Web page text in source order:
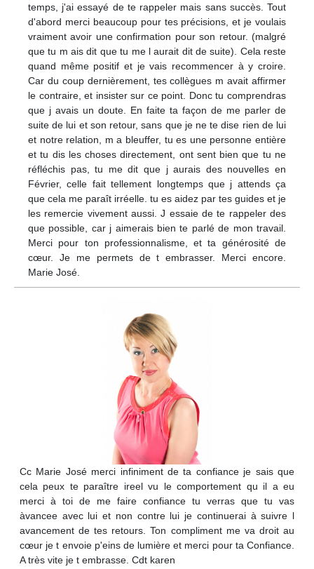
temps, j'ai essayé de te rappeler mais sans succès. Tout
d'abord merci beaucoup pour tes précisions, et je voulais
vraiment avoir une confirmation pour son retour. (malgré
que tu m ais dit que tu me l aurait dit de suite). Cela reste
quand même positif et je vais recommencer à y croire.
Car du coup dernièrement, tes collègues m avait affirmer
le contraire, et insister sur ce point. Donc tu comprendras
que j avais un doute. En faite ta façon de me parler de
suite de lui et son retour, sans que je ne te dise rien de lui
et notre relation, m a bleuffer, tu es une personne entière
et tu dis les choses directement, ont sent bien que tu ne
réfléchis pas, tu me dit que j aurais des nouvelles en
Février, celle fait tellement longtemps que j attends ça
que cela me paraît irréelle. tu es aidez par tes guides et je
les remercie vivement aussi. J essaie de te rappeler des
que possible, car j aimerais bien te parlé de mon travail.
Merci pour ton professionnalisme, et ta générosité de
cœur. Je me permets de t embrasser. Merci encore.
Marie José.
Cc Marie José merci infiniment de ta confiance je sais que
cela peux te paraître ireel vu le comportement qu il a eu
merci à toi de me faire confiance tu verras que tu vas
àvancee avec lui et non contre lui je continuerai à suivre l
avancement de tes retours. Ton compliment me va droit au
cœur je t envoie p'eins de lumière et merci pour ta Confiance.
A très vite je t embrasse. Cdt karen